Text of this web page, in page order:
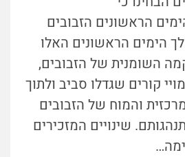
הראשונים הזבובים
הימים הראשונים האלו
השומנית של הזבובים,
קורים שגדלו סביב ולתוך
והמוח של הזבובים
שינויים המזכירים